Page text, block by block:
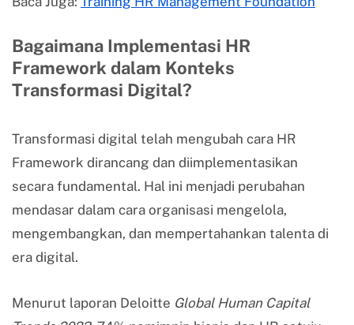
Bagaimana Implementasi HR
Framework dalam Konteks
Transformasi Digital?
Transformasi digital telah mengubah cara HR
Framework dirancang dan diimplementasikan
secara fundamental. Hal ini menjadi perubahan
mendasar dalam cara organisasi mengelola,
mengembangkan, dan mempertahankan talenta di
era digital.
Menurut laporan Deloitte Global Human Capital